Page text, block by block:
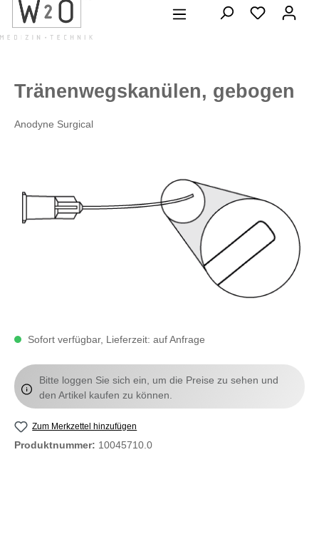
springen
Tränenwegskanülen, gebogen
Anodyne Surgical
Sofort verfügbar, Lieferzeit: auf Anfrage
Bitte loggen Sie sich ein, um die Preise zu sehen und
den Artikel kaufen zu können.
Zum Merkzettel hinzufügen
Produktnummer: 10045710.0